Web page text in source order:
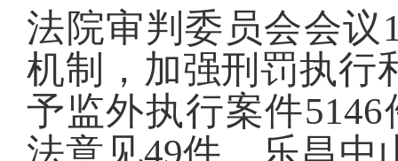
法院审判委员会会议
机制
， 加强刑罚执行
予监外执行案件5146
法意见49件 ， 乐昌中